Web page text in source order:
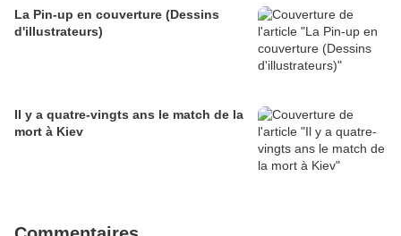
La Pin-up en couverture (Dessins
d'illustrateurs)
Il y a quatre-vingts ans le match de la
mort à Kiev